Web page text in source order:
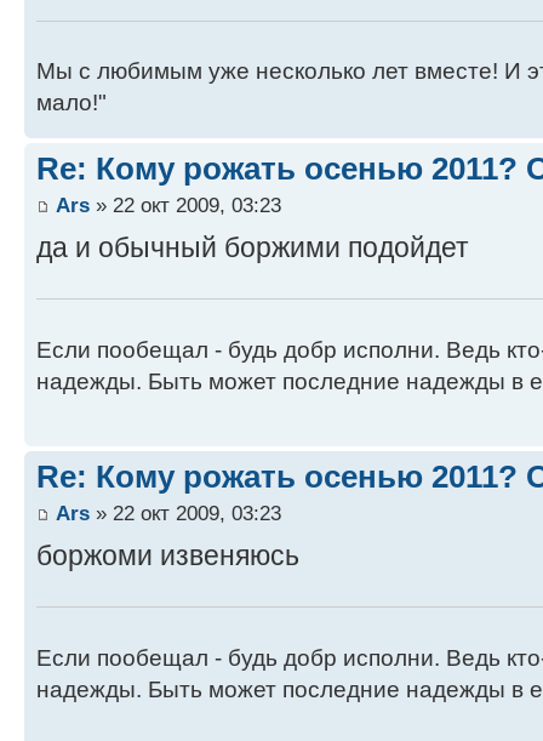
Мы с любимым уже несколько лет вместе! И
мало!"
Re: Кому рожать осенью 2011?
Ars » 22 окт 2009, 03:23
да и обычный боржими подойдет
Если пообещал - будь добр исполни. Ведь
надежды. Быть может последние надежды в
Re: Кому рожать осенью 2011?
Ars » 22 окт 2009, 03:23
боржоми извеняюсь
Если пообещал - будь добр исполни. Ведь
надежды. Быть может последние надежды в